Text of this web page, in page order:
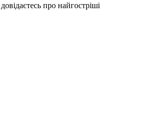
про найгостріші